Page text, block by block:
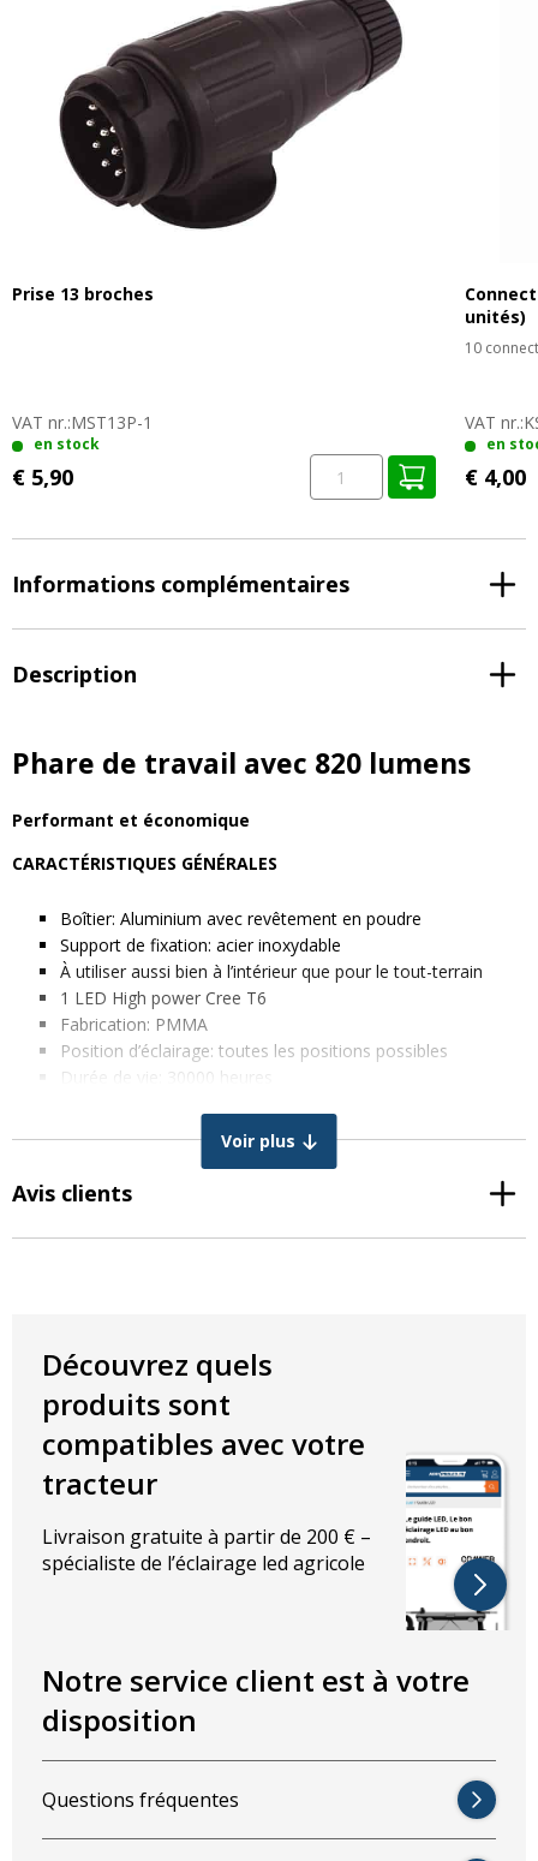
Prise 13 broches
VAT nr.:MST13P-1
en stock
€ 5,90
unités)
10
VAT nr.:
en
€ 4,00
Informations complémentaires
Description
Phare de travail avec 820 lumens
Performant et économique
CARACTÉRISTIQUES GÉNÉRALES
Boîtier: Aluminium avec revêtement en poudre
Support de fixation: acier inoxydable
À utiliser aussi bien à l’intérieur que pour le tout-terrain
1 LED High power Cree T6
Fabrication: PMMA
Position d’éclairage: toutes les positions possibles
Durée de vie: 30000 heures
CARACTÉRISTIQUES TECHNIQUES
CARACTÉRISTIQUES ÉLECTRIQUES
Puissance: 10 watts
DIMENSIONS EN MM
Hauteur: 86 mm
Profondeur: 65 mm
Voir plus
Avis clients
Découvrez quels
produits sont
compatibles avec votre
tracteur
Livraison gratuite à partir de 200 € –
spécialiste de l’éclairage led agricole
Notre service client est à votre
disposition
Questions fréquentes